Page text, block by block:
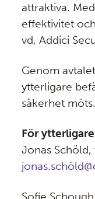
attraktiva.
effektivitet
vd, Addici
Genom
ytterligare
säkerhet möts.
För
Jonas